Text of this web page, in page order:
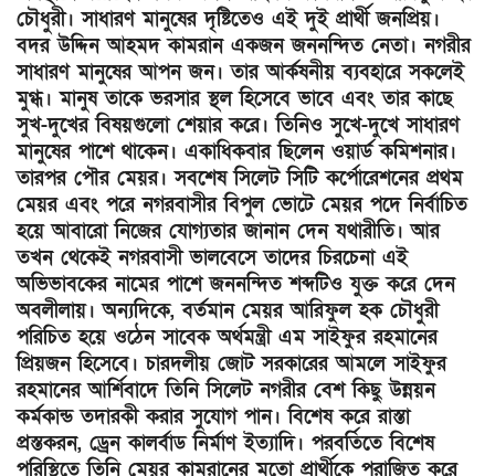
চৌধুরী। সাধারণ মানুষের দৃষ্টিতেও এই দুই প্রার্থী জনপ্রিয়।
বদর উদ্দিন আহমদ কামরান একজন জননন্দিত নেতা। নগরীর
সাধারণ মানুষের আপন জন। তার আর্কষনীয় ব্যবহারে সকলেই
মুগ্ধ। মানুষ তাকে ভরসার স্থল হিসেবে ভাবে এবং তার কাছে
সুখ-দুখের বিষয়গুলো শেয়ার করে। তিনিও সুখে-দুখে সাধারণ
মানুষের পাশে থাকেন। একাধিকবার ছিলেন ওয়ার্ড কমিশনার।
তারপর পৌর মেয়র। সবশেষ সিলেট সিটি কর্পোরেশনের প্রথম
মেয়র এবং পরে নগরবাসীর বিপুল ভোটে মেয়র পদে নির্বাচিত
হয়ে আবারো নিজের যোগ্যতার জানান দেন যথারীতি। আর
তখন থেকেই নগরবাসী ভালবেসে তাদের চিরচেনা এই
অভিভাবকের নামের পাশে জননন্দিত শব্দটিও যুক্ত করে দেন
অবলীলায়। অন্যদিকে, বর্তমান মেয়র আরিফুল হক চৌধুরী
পরিচিত হয়ে ওঠেন সাবেক অর্থমন্ত্রী এম সাইফুর রহমানের
প্রিয়জন হিসেবে। চারদলীয় জোট সরকারের আমলে সাইফুর
রহমানের আর্শিবাদে তিনি সিলেট নগরীর বেশ কিছু উন্নয়ন
কর্মকান্ড তদারকী করার সুযোগ পান। বিশেষ করে রাস্তা
প্রস্তকরন, ড্রেন কালর্বাড নির্মাণ ইত্যাদি। পরবর্তিতে বিশেষ
পরিস্থিতে তিনি মেয়র কামরানের মতো প্রার্থীকে পরাজিত করে